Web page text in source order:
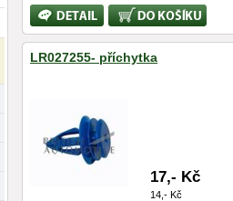
Bližší
informace
Koupit
LR027255- příchytka
17,- Kč
14,- Kč